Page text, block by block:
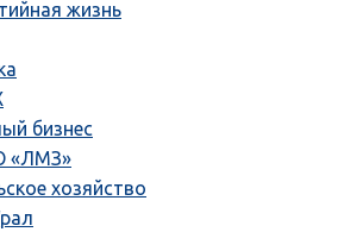
жизнь
бизнес
«ЛМЗ»
хозяйство